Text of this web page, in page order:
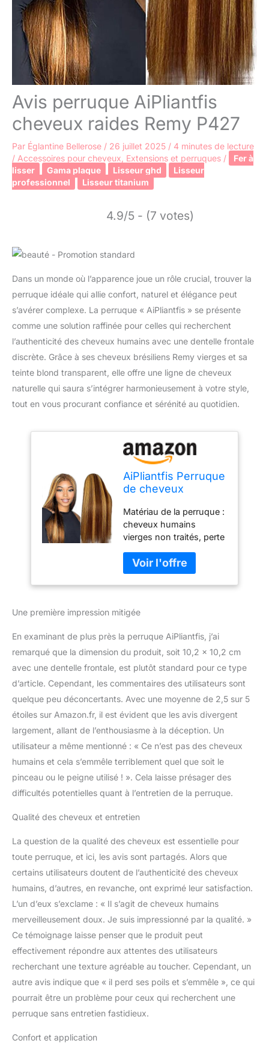
Avis perruque AiPliantfis
cheveux raides Remy P427
Par Églantine Bellerose / 26 juillet 2025 / 4 minutes de lecture
/ Accessoires pour cheveux, Extensions et perruques /
Fer à
lisser
Gama plaque Lisseur ghd
Lisseur
professionnel
Lisseur titanium
4.9/5 - (7 votes)
Dans un monde où l’apparence joue un rôle crucial, trouver la
perruque idéale qui allie confort, naturel et élégance peut
s’avérer complexe. La perruque « AiPliantfis » se présente
comme une solution raffinée pour celles qui recherchent
l’authenticité des cheveux humains avec une dentelle frontale
discrète. Grâce à ses cheveux brésiliens Remy vierges et sa
teinte blond transparent, elle offre une ligne de cheveux
naturelle qui saura s’intégrer harmonieusement à votre style,
tout en vous procurant confiance et sérénité au quotidien.
AiPliantfis Perruque
de cheveux
femme 10,2 x 10,2
cm avec dentelle
frontale - Cheveux
raides P427 blond
transparent -
Cheveux brésiliens
Remy vierges avec
naturelle
Matériau de la perruque :
cheveux humains
vierges non traités, perte
parfum frais, densité 150
% cheveux Remy de
qualité 8A. Haute qualité
long terme. Perruque
10,2 x 10,2 cm : 4
peignes et sangle
réglable rendent la
perruque facile et
confortable à porter,
convient à la plupart des
tours de tête. Facile à
porter et à coiffer. La
rend très naturelle et
authentique Couleur :
blond méché P427 très
naturel et réaliste, la
très bonne, tout comme
Vous pouvez le coiffer et
le permanenter selon vos
veuillez procéder sous la
direction d'un
professionnel Occasions
: la perruque en dentelle
charme et votre beauté,
adaptée pour les
mariages, les fêtes, le
travail et la vie
quotidienne. C'est
également un bon choix
de cadeau. Service de
Une première impression mitigée
En examinant de plus près la perruque AiPliantfis, j’ai
remarqué que la dimension du produit, soit 10,2 x 10,2 cm
avec une dentelle frontale, est plutôt standard pour ce type
d’article. Cependant, les commentaires des utilisateurs sont
quelque peu déconcertants. Avec une moyenne de 2,5 sur 5
étoiles sur Amazon.fr, il est évident que les avis divergent
largement, allant de l’enthousiasme à la déception. Un
utilisateur a même mentionné : « Ce n’est pas des cheveux
humains et cela s’emmêle terriblement quel que soit le
pinceau ou le peigne utilisé ! ». Cela laisse présager des
difficultés potentielles quant à l’entretien de la perruque.
Qualité des cheveux et entretien
La question de la qualité des cheveux est essentielle pour
toute perruque, et ici, les avis sont partagés. Alors que
certains utilisateurs doutent de l’authenticité des cheveux
humains, d’autres, en revanche, ont exprimé leur satisfaction.
L’un d’eux s’exclame : « Il s’agit de cheveux humains
merveilleusement doux. Je suis impressionné par la qualité. »
Ce témoignage laisse penser que le produit peut
effectivement répondre aux attentes des utilisateurs
recherchant une texture agréable au toucher. Cependant, un
autre avis indique que « il perd ses poils et s’emmêle », ce qui
pourrait être un problème pour ceux qui recherchent une
perruque sans entretien fastidieux.
Confort et application